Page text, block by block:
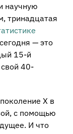
научную
тринадцатая
— это
15-й
40-
Х в
с помощью
И что